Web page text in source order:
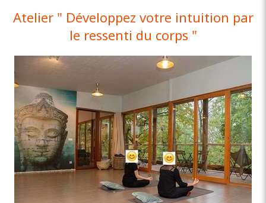
Atelier " Développez votre intuition par
le ressenti du corps "